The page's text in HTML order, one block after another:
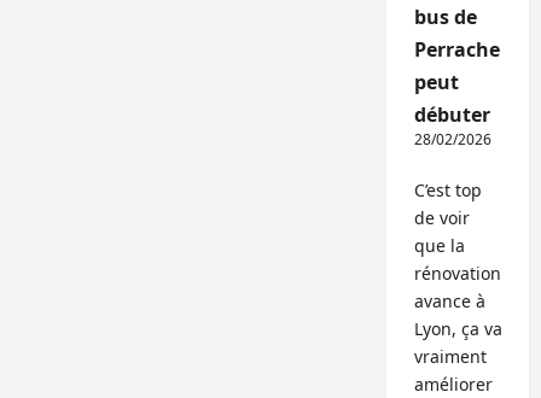
bus de
Perrache
peut
débuter
28/02/2026
C’est top
de voir
que la
rénovation
avance à
Lyon, ça va
vraiment
améliorer